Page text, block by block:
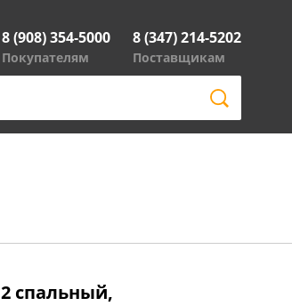
8 (908) 354-5000
Покупателям
8 (347) 214-5202
Поставщикам
спальный,